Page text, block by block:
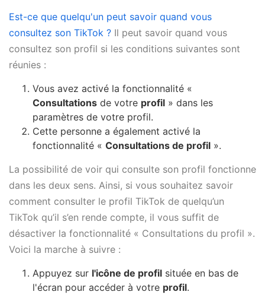
Est-ce que quelqu'un peut savoir quand vous
consultez son TikTok ? Il peut savoir quand vous
consultez son profil si les conditions suivantes sont
réunies :
Vous avez activé la fonctionnalité «
Consultations de votre profil » dans les
paramètres de votre profil.
Cette personne a également activé la
fonctionnalité « Consultations de profil ».
La possibilité de voir qui consulte son profil fonctionne
dans les deux sens. Ainsi, si vous souhaitez savoir
comment consulter le profil TikTok de quelqu’un
TikTok qu’il s’en rende compte, il vous suffit de
désactiver la fonctionnalité « Consultations du profil ».
Voici la marche à suivre :
Appuyez sur l'icône de profil située en bas de
l'écran pour accéder à votre profil.